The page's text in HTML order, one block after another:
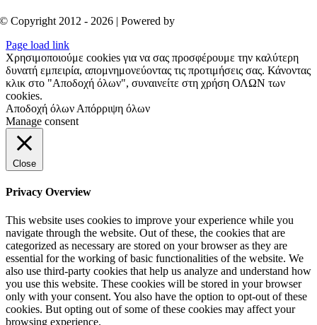
© Copyright 2012 - 2026 | Powered by
Page load link
Χρησιμοποιούμε cookies για να σας προσφέρουμε την καλύτερη
δυνατή εμπειρία, απομνημονεύοντας τις προτιμήσεις σας. Κάνοντας
κλικ στο "Αποδοχή όλων", συναινείτε στη χρήση ΟΛΩΝ των
cookies.
Αποδοχή όλων Απόρριψη όλων
Manage consent
Close
Privacy Overview
This website uses cookies to improve your experience while you
navigate through the website. Out of these, the cookies that are
categorized as necessary are stored on your browser as they are
essential for the working of basic functionalities of the website. We
also use third-party cookies that help us analyze and understand how
you use this website. These cookies will be stored in your browser
only with your consent. You also have the option to opt-out of these
cookies. But opting out of some of these cookies may affect your
browsing experience.